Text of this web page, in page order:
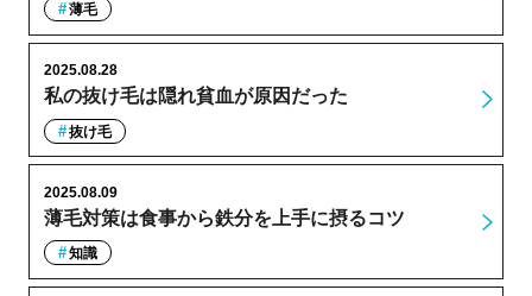
薄毛
私の抜け毛は隠れ貧血が原因だった
2025.08.28
抜け毛
薄毛対策は食事から鉄分を上手に摂るコツ
2025.08.09
知識